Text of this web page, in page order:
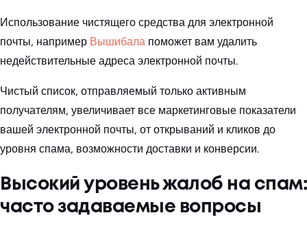
Использование чистящего средства для электронной
почты, например Вышибала поможет вам удалить
недействительные адреса электронной почты.
Чистый список, отправляемый только активным
получателям, увеличивает все маркетинговые показатели
вашей электронной почты, от открываний и кликов до
уровня спама, возможности доставки и конверсии.
Высокий уровень жалоб на спам:
часто задаваемые вопросы